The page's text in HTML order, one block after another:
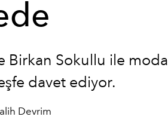
Birkan Sokullu ile moda
davet ediyor.
Devrim